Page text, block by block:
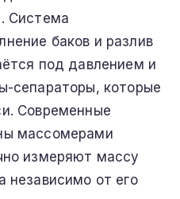
Система
баков и разлив
под давлением и
сепараторы, которые
Современные
массомерами
измеряют массу
независимо от его